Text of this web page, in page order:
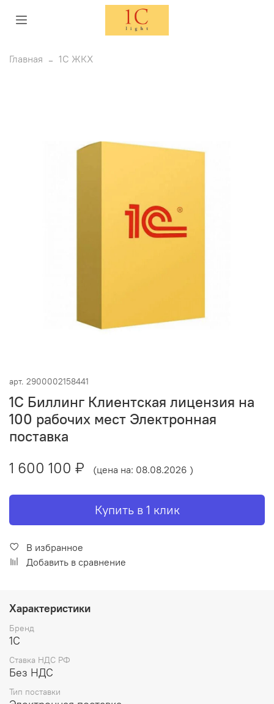
Главная 1С ЖКХ
арт. 2900002158441
1С Биллинг Клиентская лицензия на
100 рабочих мест Электронная
поставка
1 600 100 ₽
(цена на: 08.08.2026 )
Купить в 1 клик
В избранное
Добавить в сравнение
Характеристики
Бренд
1С
Ставка НДС РФ
Без НДС
Тип поставки